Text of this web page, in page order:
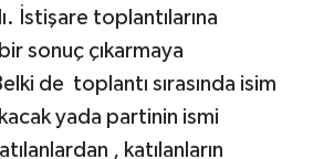
İstişare toplantılarına
sonuç çıkarmaya
de toplantı sırasında isim
yada partinin ismi
, katılanların